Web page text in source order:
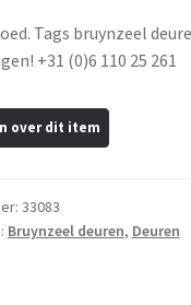
Tags bruynzeel
+31 (0)6 110 25 261
33083
Bruynzeel deuren, Deuren